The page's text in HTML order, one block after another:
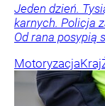
Jeden dzień.
karnych. Policja
Od rana posypią
MotoryzacjaKraj